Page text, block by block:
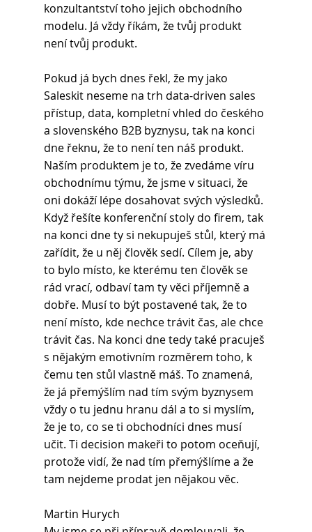
konzultantství toho jejich obchodního
modelu. Já vždy říkám, že tvůj produkt
není tvůj produkt.
Pokud já bych dnes řekl, že my jako
Saleskit neseme na trh data-driven sales
přístup, data, kompletní vhled do českého
a slovenského B2B byznysu, tak na konci
dne řeknu, že to není ten náš produkt.
Naším produktem je to, že zvedáme víru
obchodnímu týmu, že jsme v situaci, že
oni dokáží lépe dosahovat svých výsledků.
Když řešíte konferenční stoly do firem, tak
na konci dne ty si nekupuješ stůl, který má
zařídit, že u něj člověk sedí. Cílem je, aby
to bylo místo, ke kterému ten člověk se
rád vrací, odbaví tam ty věci příjemně a
dobře. Musí to být postavené tak, že to
není místo, kde nechce trávit čas, ale chce
trávit čas. Na konci dne tedy také pracuješ
s nějakým emotivním rozměrem toho, k
čemu ten stůl vlastně máš. To znamená,
že já přemýšlím nad tím svým byznysem
vždy o tu jednu hranu dál a to si myslím,
že je to, co se ti obchodníci dnes musí
učit. Ti decision makeři to potom oceňují,
protože vidí, že nad tím přemýšlíme a že
tam nejdeme prodat jen nějakou věc.
Martin Hurych